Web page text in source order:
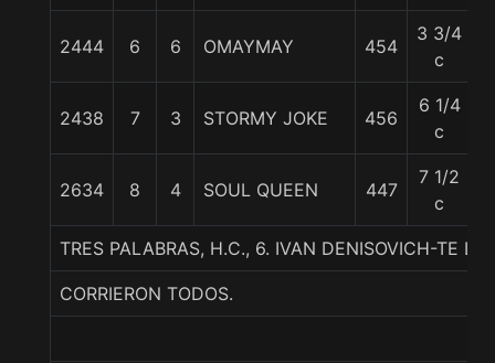
2444 6 6 OMAYMAY 454
3 3/4
c
2438 7 3 STORMY JOKE 456
6 1/4
c
2634 8 4 SOUL QUEEN 447
7 1/2
c
TRES PALABRAS, H.C., 6. IVAN DENISOVICH-TE
CORRIERON TODOS.